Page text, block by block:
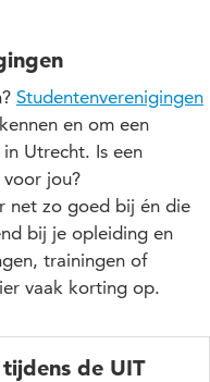
Studentenverenigingen
en om een
Utrecht. Is een
jou?
net zo goed bij én die
bij je opleiding en
trainingen of
vaak korting op.
de UIT